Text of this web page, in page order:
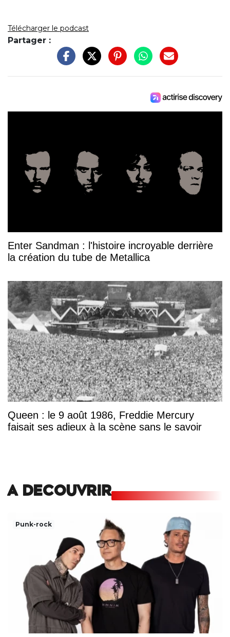
Télécharger le podcast
Partager :
Enter Sandman : l'histoire incroyable derrière
la création du tube de Metallica
Queen : le 9 août 1986, Freddie Mercury
faisait ses adieux à la scène sans le savoir
A DECOUVRIR
Punk-rock